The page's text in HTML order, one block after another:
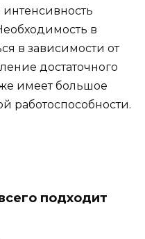
в
в зависимости от
достаточного
имеет большое
работоспособности.
подходит